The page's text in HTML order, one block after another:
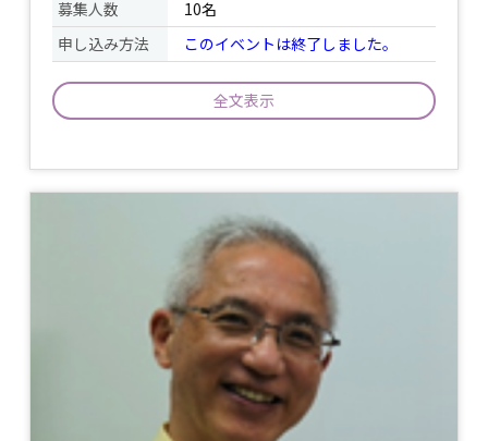
募集人数
10名
申し込み方法
このイベントは終了しました。
全文表示
ゆっくりとした呼吸と動きを連動させて
自らの力で心身を調和へ導いていきま
す。初めてヨガをする方でも安心して行
っていただけます。深い癒しと静寂の体
験とともに本来の自然体の自分に繋がる
時間を過ごしていきましょう。